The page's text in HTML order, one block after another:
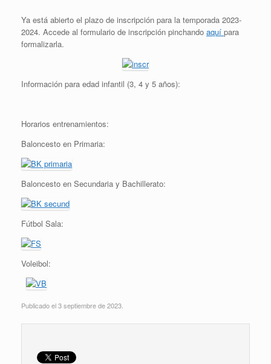
Ya está abierto el plazo de inscripción para la temporada 2023-
2024. Accede al formulario de inscripción pinchando aquí para
formalizarla.
Información para edad infantil (3, 4 y 5 años):
Horarios entrenamientos:
Baloncesto en Primaria:
Baloncesto en Secundaria y Bachillerato:
Fútbol Sala:
Voleibol:
Publicado el 3 septiembre de 2023.